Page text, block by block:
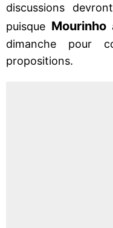
discussions
puisque Mourinho
dimanche pour
propositions.